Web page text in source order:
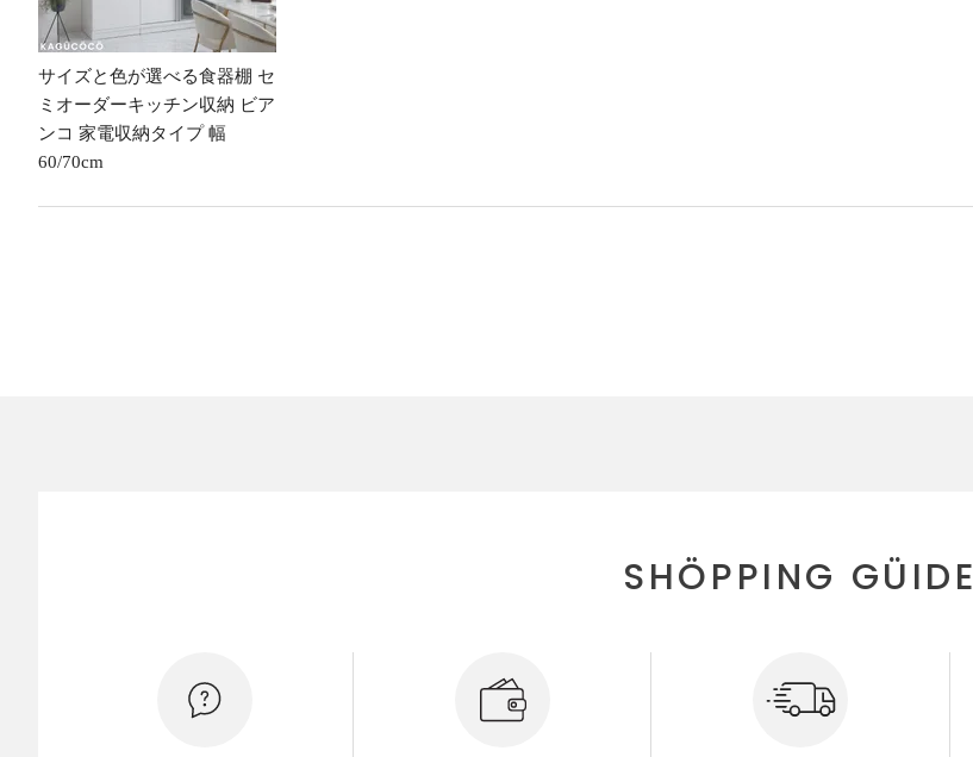
サイズと色が選べる食器棚 セ
ミオーダーキッチン収納 ビア
ンコ 家電収納タイプ 幅
60/70cm
SHÖPPING GÜIDE